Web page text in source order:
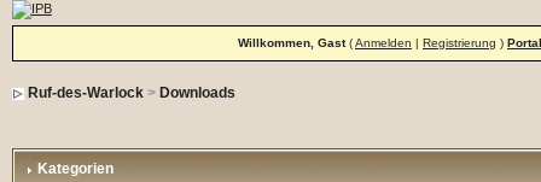
Willkommen, Gast(Anmelden | Registrierung ) Portal
Ruf-des-Warlock> Downloads
Kategorien